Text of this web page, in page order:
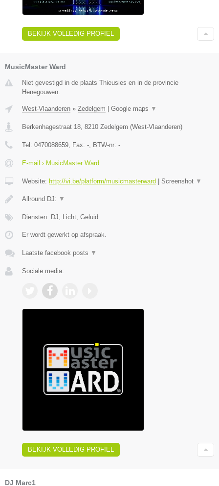
BEKIJK VOLLEDIG PROFIEL
MusicMaster Ward
Niet gevestigd in de plaats Thieusies en in de provincie
Henegouwen.
West-Vlaanderen » Zedelgem Google maps ▼
Berkenhagestraat 18, 8210 Zedelgem (West-Vlaanderen)
Tel: 0470088659, Fax: -, BTW-nr: -
E-mail › MusicMaster Ward
Website: http://vi.be/platform/musicmasterward Screenshot ▼
Allround DJ: ▼
Diensten: DJ, Licht, Geluid
Er wordt gewerkt op afspraak.
Laatste facebook posts ▼
Sociale media:
BEKIJK VOLLEDIG PROFIEL
DJ Marc1